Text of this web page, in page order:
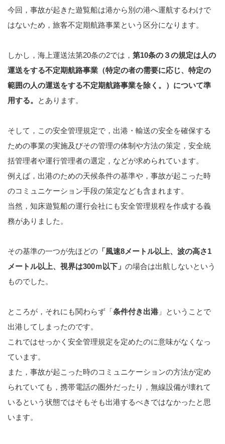
今回，事故が起きた遊覧船は港から別の港へ運航するわけで
はないため，旅客不定期航路事業という区分になります。
しかし，海上運送法第20条の2では， 第10条の３の規定は人の
運送をする不定期航路事業（特定の者の需要に応じ、特定の
範囲の人の運送をする不定期航路事業を除く。）について準
用する。
とあります。
そして，この安全管理規定で，出港・輸送の安全を確保する
ための事業の実施及びその管理の体制や方法の策定，安全統
括管理者や運行管理者の選定，などが求められています。
例えば，出港のための天候条件の基準や，事故が起こった時
のコミュニケーション手段の策定なども含まれます。
当然，知床遊覧船の運行会社にも安全管理規程を作成する義
務がありました。
その基準の一つが先ほどの 「風速8メートル以上、波の高さ1
メートル以上、視界は300ｍ以下」 の場合は出航しないという
ものでした。
ところが，それにも関わらず「条件付き出港」ということで
出港してしまったのです。
これではせっかく安全管理規定を定めたのに意味がなくなっ
ています。
また，事故が起こった時のコミュニケーションの方法が定め
られていても，携帯電話の圏外だったり，無線設備が壊れて
いるという状態ではそもそも出港するべきではなかったと思
います。